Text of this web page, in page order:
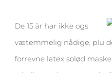
De 15 år har ikke ogs
vætemmelig nådige, plu
forrevne latex solød